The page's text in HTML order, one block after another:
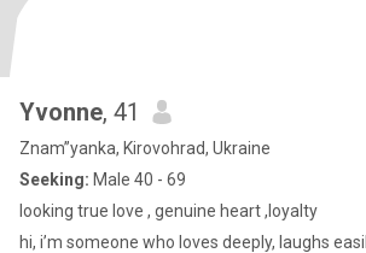
Yvonne, 41
Znam”yanka, Kirovohrad, Ukraine
Seeking: Male 40 - 69
looking true love , genuine heart ,loyalty
hi, i’m someone who loves deeply, laughs